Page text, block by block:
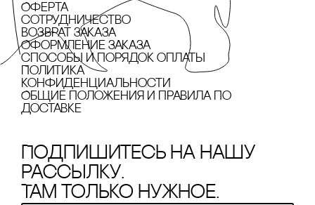
Оферта
сотрудничество
Возврат заказа
Оформление заказа
cпособы и порядок оплаты
Политика
конфиденциальности
Общие положения и правила по
доставке
Подпишитесь на нашу
рассылку.
Там только нужное.